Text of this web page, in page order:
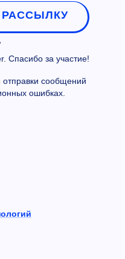
Спасибо за участие!
отправки сообщений
ошибках.